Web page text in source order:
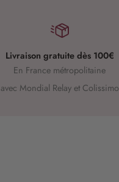
Livraison gratuite dès 100€
En France métropolitaine
avec Mondial Relay et Colissimo